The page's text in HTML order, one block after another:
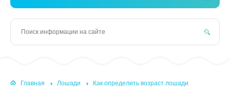
Главная Лошади Как определить возраст лошади